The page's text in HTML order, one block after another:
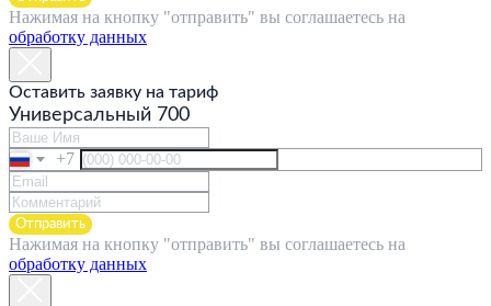
Нажимая на кнопку "отправить" вы соглашаетесь на
обработку данных
Оставить заявку на тариф
Универсальный 700
+7
Отправить
Нажимая на кнопку "отправить" вы соглашаетесь на
обработку данных